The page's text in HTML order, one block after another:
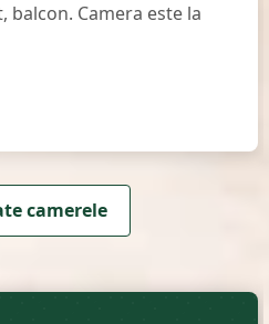
Camera este la
camerele